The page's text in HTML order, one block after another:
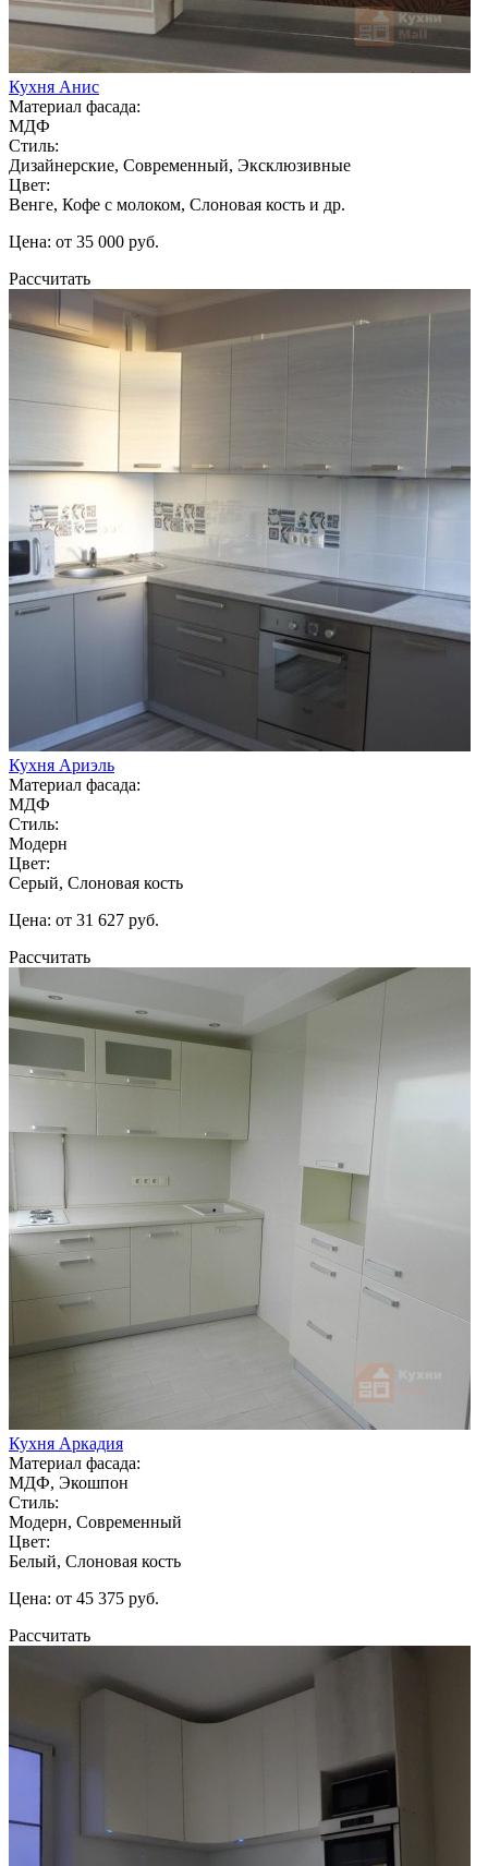
Кухня Анис
Материал фасада:
МДФ
Стиль:
Дизайнерские, Современный, Эксклюзивные
Цвет:
Венге, Кофе с молоком, Слоновая кость и др.
Цена: от 35 000 руб.
Рассчитать
Кухня Ариэль
Материал фасада:
МДФ
Стиль:
Модерн
Цвет:
Серый, Слоновая кость
Цена: от 31 627 руб.
Рассчитать
Кухня Аркадия
Материал фасада:
МДФ, Экошпон
Стиль:
Модерн, Современный
Цвет:
Белый, Слоновая кость
Цена: от 45 375 руб.
Рассчитать